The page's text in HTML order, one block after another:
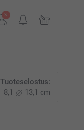
Tuoteselostus:
8,1
13,1 cm